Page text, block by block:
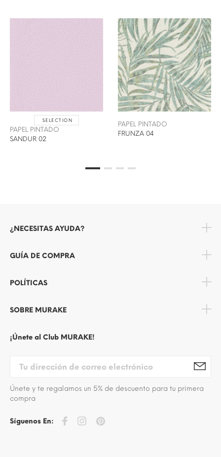
SELECTION
PAPEL PINTADO
SANDUR 02
PAPEL PINTADO
FRUNZA 04
¿NECESITAS AYUDA?
GUÍA DE COMPRA
POLÍTICAS
SOBRE MURAKE
¡Únete al Club MURAKE!
Únete y te regalamos un 5% de descuento para tu primera
compra
Síguenos En: